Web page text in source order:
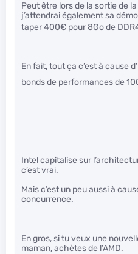
Peut être lors de la sortie de
j’attendrai également sa
taper 400€ pour 8Go de
En fait, tout ça c’est à cause
bonds de performances de
Intel capitalise sur
c’est vrai.
Mais c’est un peu aussi à
concurrence.
En gros, si tu veux une
maman, achètes de l’AMD.